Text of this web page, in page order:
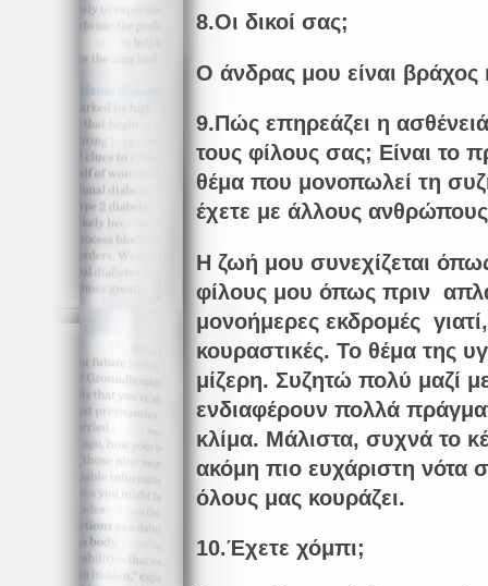
8.Οι δικοί σας;
Ο άνδρας μου είναι βράχος
9.Πώς επηρεάζει η
τους φίλους σας; Είναι το
θέμα που μονοπωλεί τη
έχετε με άλλους
Η ζωή μου συνεχίζεται
φίλους μου όπως πριν
μονοήμερες εκδρομές
κουραστικές. Το θέμα της
μίζερη. Συζητώ πολύ μαζί
ενδιαφέρουν πολλά
κλίμα. Μάλιστα, συχνά το
ακόμη πιο ευχάριστη νότα
όλους μας κουράζει.
10.Έχετε χόμπι;